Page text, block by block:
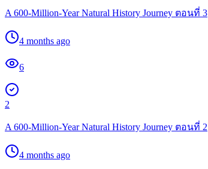
A 600-Million-Year Natural History Journey ตอนที่ 3
4 months ago
6
2
A 600-Million-Year Natural History Journey ตอนที่ 2
4 months ago